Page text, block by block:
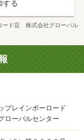
する
ード店 株式会社グローバル
プレインボーロード
ーバルセンター